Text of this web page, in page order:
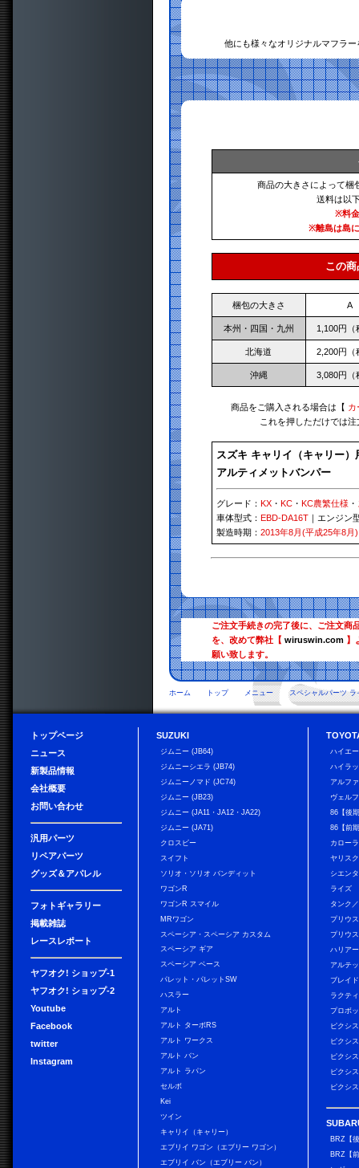
他にも様々なオリジナルマフラ
商品の大きさによって梱
送料は以
※料
※離島は島
この
梱包の大きさ A
本州・四国・九州 1,100円（
北海道 2,200円（
沖縄 3,080円（
商品をご購入される場合は【 カ
これを押しただけでは
スズキ キャリイ（キャリー）
アルティメットバンパー
グレード： KX・ KC・ KC農繁仕様・
車体型式： EBD-DA16T｜エンジン
製造時期： 2013年8月(平成25年8月)
ご注文手続きの完了後に、ご注文商
を、改めて弊社【 wiruswin.com】
願い致します。
ホーム トップ メニュー スペシャルパーツ ラ
トップページ
ニュース
新製品情報
会社概要
お問い合わせ
汎用パーツ
リペアパーツ
グッズ＆アパレル
フォトギャラリー
掲載雑誌
レースレポート
ヤフオク! ショップ-1
ヤフオク! ショップ-2
Youtube
Facebook
twitter
Instagram
SUZUKI
ジムニー (JB64)
ジムニーシエラ (JB74)
ジムニーノマド (JC74)
ジムニー (JB23)
ジムニー (JA11・JA12・JA22)
ジムニー (JA71)
クロスビー
スイフト
ソリオ・ソリオ バンディット
ワゴンR
ワゴンR スマイル
MRワゴン
スペーシア・スペーシア カスタム
スペーシア ギア
スペーシア ベース
パレット・パレットSW
ハスラー
アルト
アルト ターボRS
アルト ワークス
アルト バン
アルト ラパン
セルボ
Kei
ツイン
キャリイ（キャリー）
エブリイ ワゴン（エブリー ワゴン）
エブリイ バン（エブリー バン）
ハイエ
ハイラ
アルフ
ヴェル
86【後
86【前
カロー
ヤリス
シエンタ
ライズ
タンク
プリウス
プリウ
ハリアー
アルテ
ブレイド
ラクテ
プロボ
ピクシ
ピクシ
ピクシ
ピクシ
ピクシ
BRZ【
BRZ【